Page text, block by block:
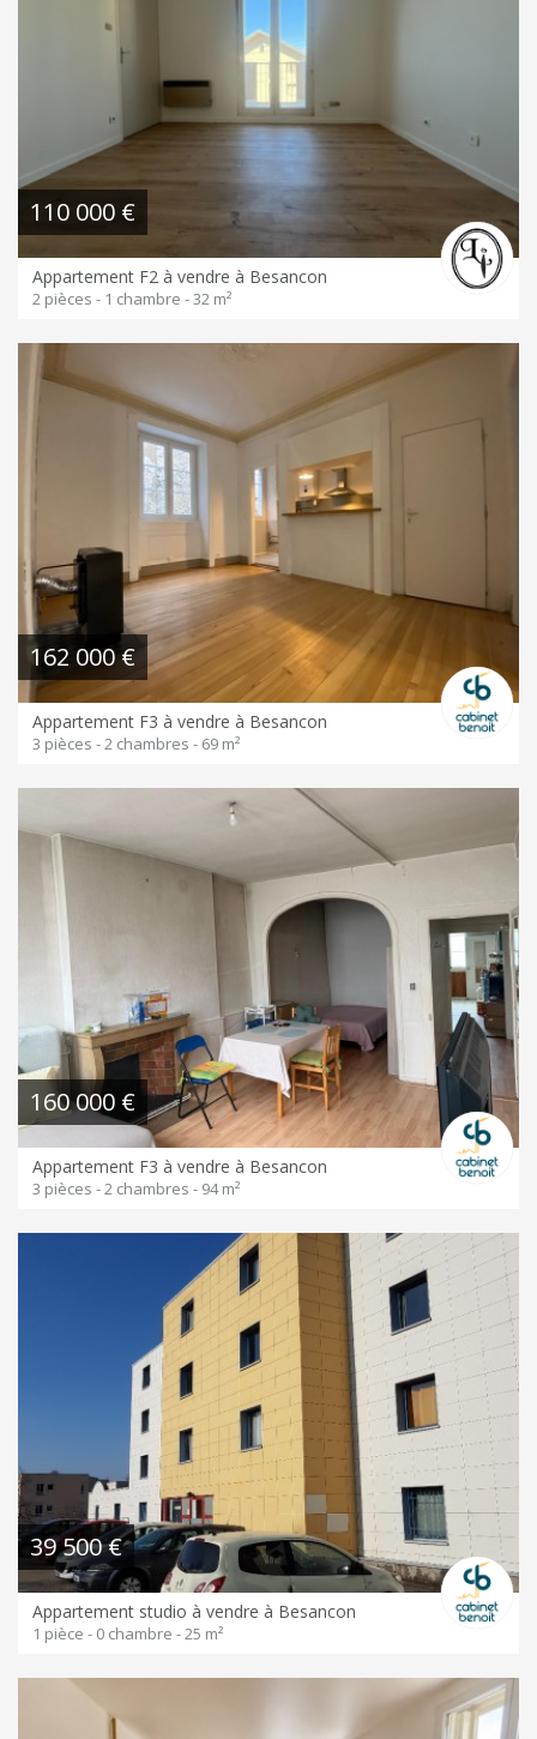
110 000 €
Appartement F2 à vendre à Besancon
2 pièces - 1 chambre - 32 m²
162 000 €
Appartement F3 à vendre à Besancon
3 pièces - 2 chambres - 69 m²
160 000 €
Appartement F3 à vendre à Besancon
3 pièces - 2 chambres - 94 m²
39 500 €
Appartement studio à vendre à Besancon
1 pièce - 0 chambre - 25 m²